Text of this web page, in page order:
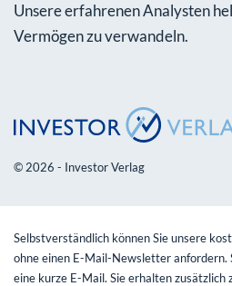
Unsere erfahrenen Analysten
Vermögen zu verwandeln.
© 2026 - Investor Verlag
Selbstverständlich können Sie unsere
ohne einen E-Mail-Newsletter anfordern.
eine kurze E-Mail. Sie erhalten